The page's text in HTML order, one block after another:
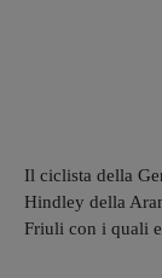
Il ciclista della
Hindley della
Friuli con i quali